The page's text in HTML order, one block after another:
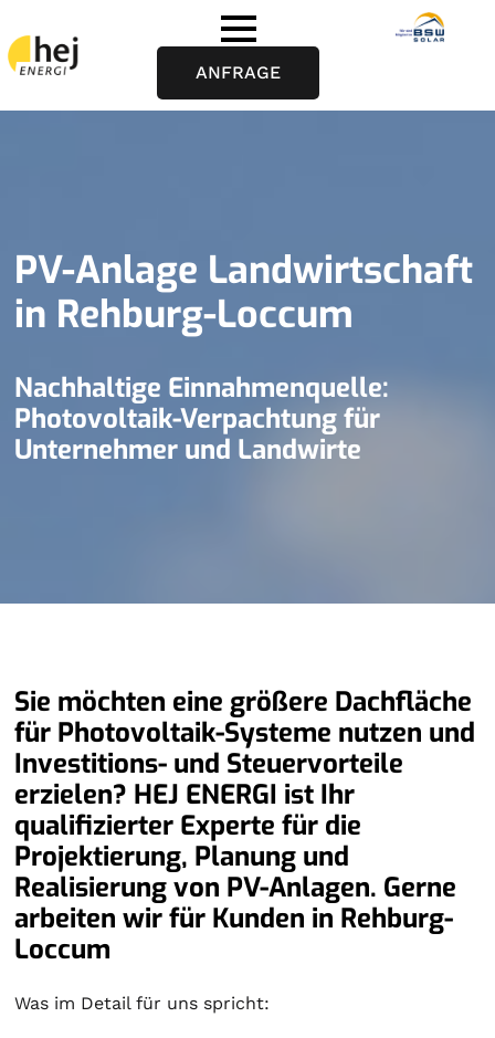
ANFRAGE
PV-Anlage Landwirtschaft
in Rehburg-Loccum
Nachhaltige Einnahmenquelle:
Photovoltaik-Verpachtung für
Unternehmer und Landwirte
Sie möchten eine größere Dachfläche
für Photovoltaik-Systeme nutzen und
Investitions- und Steuervorteile
erzielen? HEJ ENERGI ist Ihr
qualifizierter Experte für die
Projektierung, Planung und
Realisierung von PV-Anlagen. Gerne
arbeiten wir für Kunden in Rehburg-
Loccum
Was im Detail für uns spricht: